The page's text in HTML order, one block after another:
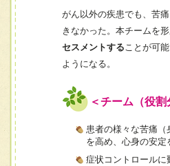
がん以外の疾患でも、苦
きなかった。本チームを形
セスメントする ことが可
ようになる。
＜チーム（役
患者の様々な苦痛
を高め、心身の安
症状コントロール